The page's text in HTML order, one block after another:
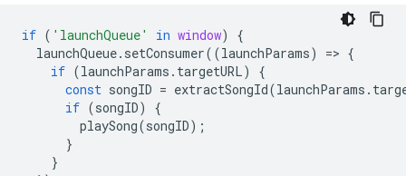
if ( 'launchQueue' in window)
{
launchQueue. setConsumer((launchParams) => {
if (launchParams . targetURL)
{
const songID = extractSongId(launchParams .
if (songID)
{
playSong(songID);
}
}